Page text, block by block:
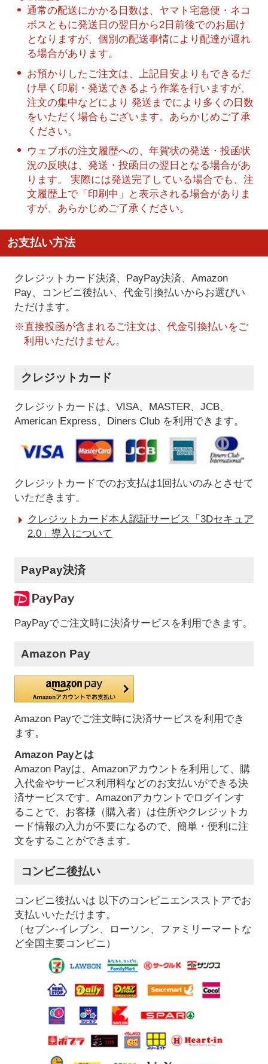
通常の配送にかかる日数は、ヤマト宅急便・ネコ
ポスともに発送日の翌日から2日前後でのお届け
となりますが、個別の配送事情により配達が遅れ
る場合があります。
お預かりしたご注文は、上記目安よりもできるだ
け早く印刷・発送できるよう作業を行いますが、
注文の集中などにより 発送までにより多くの日数
をいただく場合もございます。あらかじめご了承
ください。
ウェブポの注文履歴への、年賀状の発送・投函状
況の反映は、発送・投函日の翌日となる場合があ
ります。 実際には発送完了している場合でも、注
文履歴上で「印刷中」と表示される場合がありま
すが、あらかじめご了承ください。
お支払い方法
クレジットカード決済、PayPay決済、Amazon
Pay、コンビニ後払い、代金引換払いからお選びい
ただけます。
※直接投函が含まれるご注文は、代金引換払いをご
利用いただけません。
クレジットカード
クレジットカードは、VISA、MASTER、JCB、
American Express、Diners Club を利用できます。
クレジットカードでのお支払は1回払いのみとさせて
いただきます。
クレジットカード本人認証サービス「3Dセキュア
2.0」導入について
PayPay決済
PayPayでご注文時に決済サービスを利用できます。
Amazon Pay
Amazon Payでご注文時に決済サービスを利用でき
ます。
Amazon Payとは
Amazon Payは、Amazonアカウントを利用して、購
入代金やサービス利用料などのお支払いができる決
済サービスです。Amazonアカウントでログインす
ることで、お客様（購入者）は住所やクレジットカ
ード情報の入力が不要になるので、簡単・便利に注
文をすることができます。
コンビニ後払い
コンビニ後払いは 以下のコンビニエンスストアでお
支払いいただけます。
（セブン-イレブン、ローソン、ファミリーマートな
ど全国主要コンビニ）